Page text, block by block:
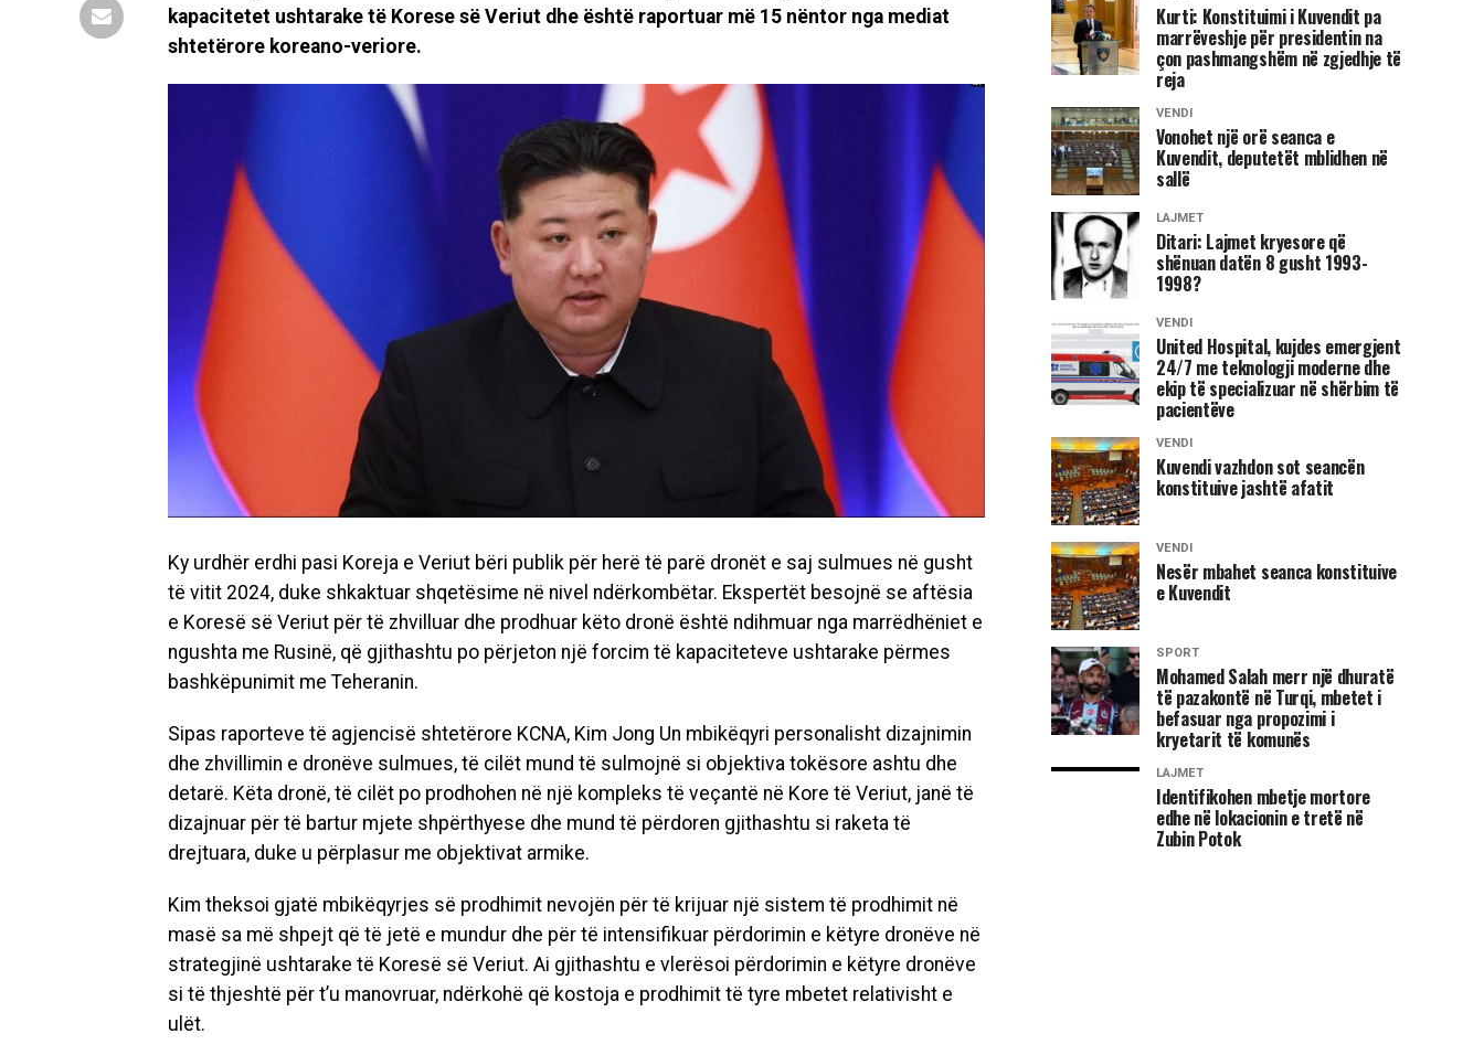
kapacitetet ushtarake të Korese së Veriut dhe është raportuar më 15 nëntor nga mediat
shtetërore koreano-veriore.
Ky urdhër erdhi pasi Koreja e Veriut bëri publik për herë të parë dronët e saj sulmues në gusht
të vitit 2024, duke shkaktuar shqetësime në nivel ndërkombëtar. Ekspertët besojnë se aftësia
e Koresë së Veriut për të zhvilluar dhe prodhuar këto dronë është ndihmuar nga marrëdhëniet e
ngushta me Rusinë, që gjithashtu po përjeton një forcim të kapaciteteve ushtarake përmes
bashkëpunimit me Teheranin.
Sipas raporteve të agjencisë shtetërore KCNA, Kim Jong Un mbikëqyri personalisht dizajnimin
dhe zhvillimin e dronëve sulmues, të cilët mund të sulmojnë si objektiva tokësore ashtu dhe
detarë. Këta dronë, të cilët po prodhohen në një kompleks të veçantë në Kore të Veriut, janë të
dizajnuar për të bartur mjete shpërthyese dhe mund të përdoren gjithashtu si raketa të
drejtuara, duke u përplasur me objektivat armike.
Kim theksoi gjatë mbikëqyrjes së prodhimit nevojën për të krijuar një sistem të prodhimit në
masë sa më shpejt që të jetë e mundur dhe për të intensifikuar përdorimin e këtyre dronëve në
strategjinë ushtarake të Koresë së Veriut. Ai gjithashtu e vlerësoi përdorimin e këtyre dronëve
si të thjeshtë për t’u manovruar, ndërkohë që kostoja e prodhimit të tyre mbetet relativisht e
ulët.
Kurti: Konstituimi i Kuvendit pa
marrëveshje për presidentin na
çon pashmangshëm në zgjedhje të
reja
VENDI
Vonohet një orë seanca e
Kuvendit, deputetët mblidhen në
sallë
LAJMET
Ditari: Lajmet kryesore që
shënuan datën 8 gusht 1993-
1998?
VENDI
United Hospital, kujdes emergjent
24/7 me teknologji moderne dhe
ekip të specializuar në shërbim të
pacientëve
VENDI
Kuvendi vazhdon sot seancën
konstituive jashtë afatit
VENDI
Nesër mbahet seanca konstituive
e Kuvendit
SPORT
Mohamed Salah merr një dhuratë
të pazakontë në Turqi, mbetet i
befasuar nga propozimi i
kryetarit të komunës
LAJMET
Identifikohen mbetje mortore
edhe në lokacionin e tretë në
Zubin Potok